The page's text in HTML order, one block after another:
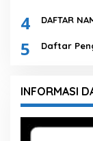
4 DAFTAR
5 Daftar
INFORMASI